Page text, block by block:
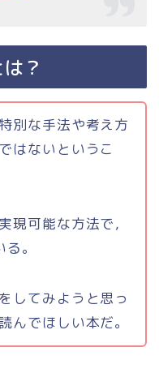
？
別な手法や考え方
はないというこ
現可能な方法で，
。
してみようと思っ
んでほしい本だ。